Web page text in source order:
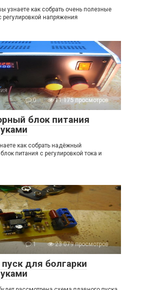
узнаете как собрать очень полезные
регулировкой напряжения
0
11 175 просмотров
блок питания
как собрать надёжный
питания с регулировкой тока и
1 23 079 просмотров
для болгарки